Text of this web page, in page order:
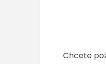
Chcete